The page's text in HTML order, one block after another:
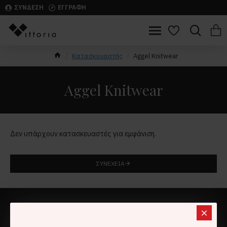
ΣΥΝΔΕΣΗ ΕΓΓΡΑΦΗ
Κατασκευαστής Aggel Knitwear
Aggel Knitwear
Δεν υπάρχουν κατασκευαστές για εμφάνιση.
ΣΥΝΈΧΕΙΑ